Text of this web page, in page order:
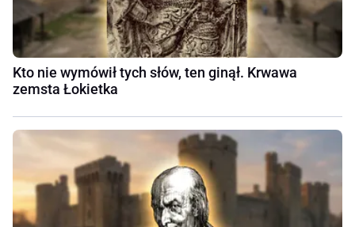
Kto nie wymówił tych słów, ten ginął. Krwawa
zemsta Łokietka